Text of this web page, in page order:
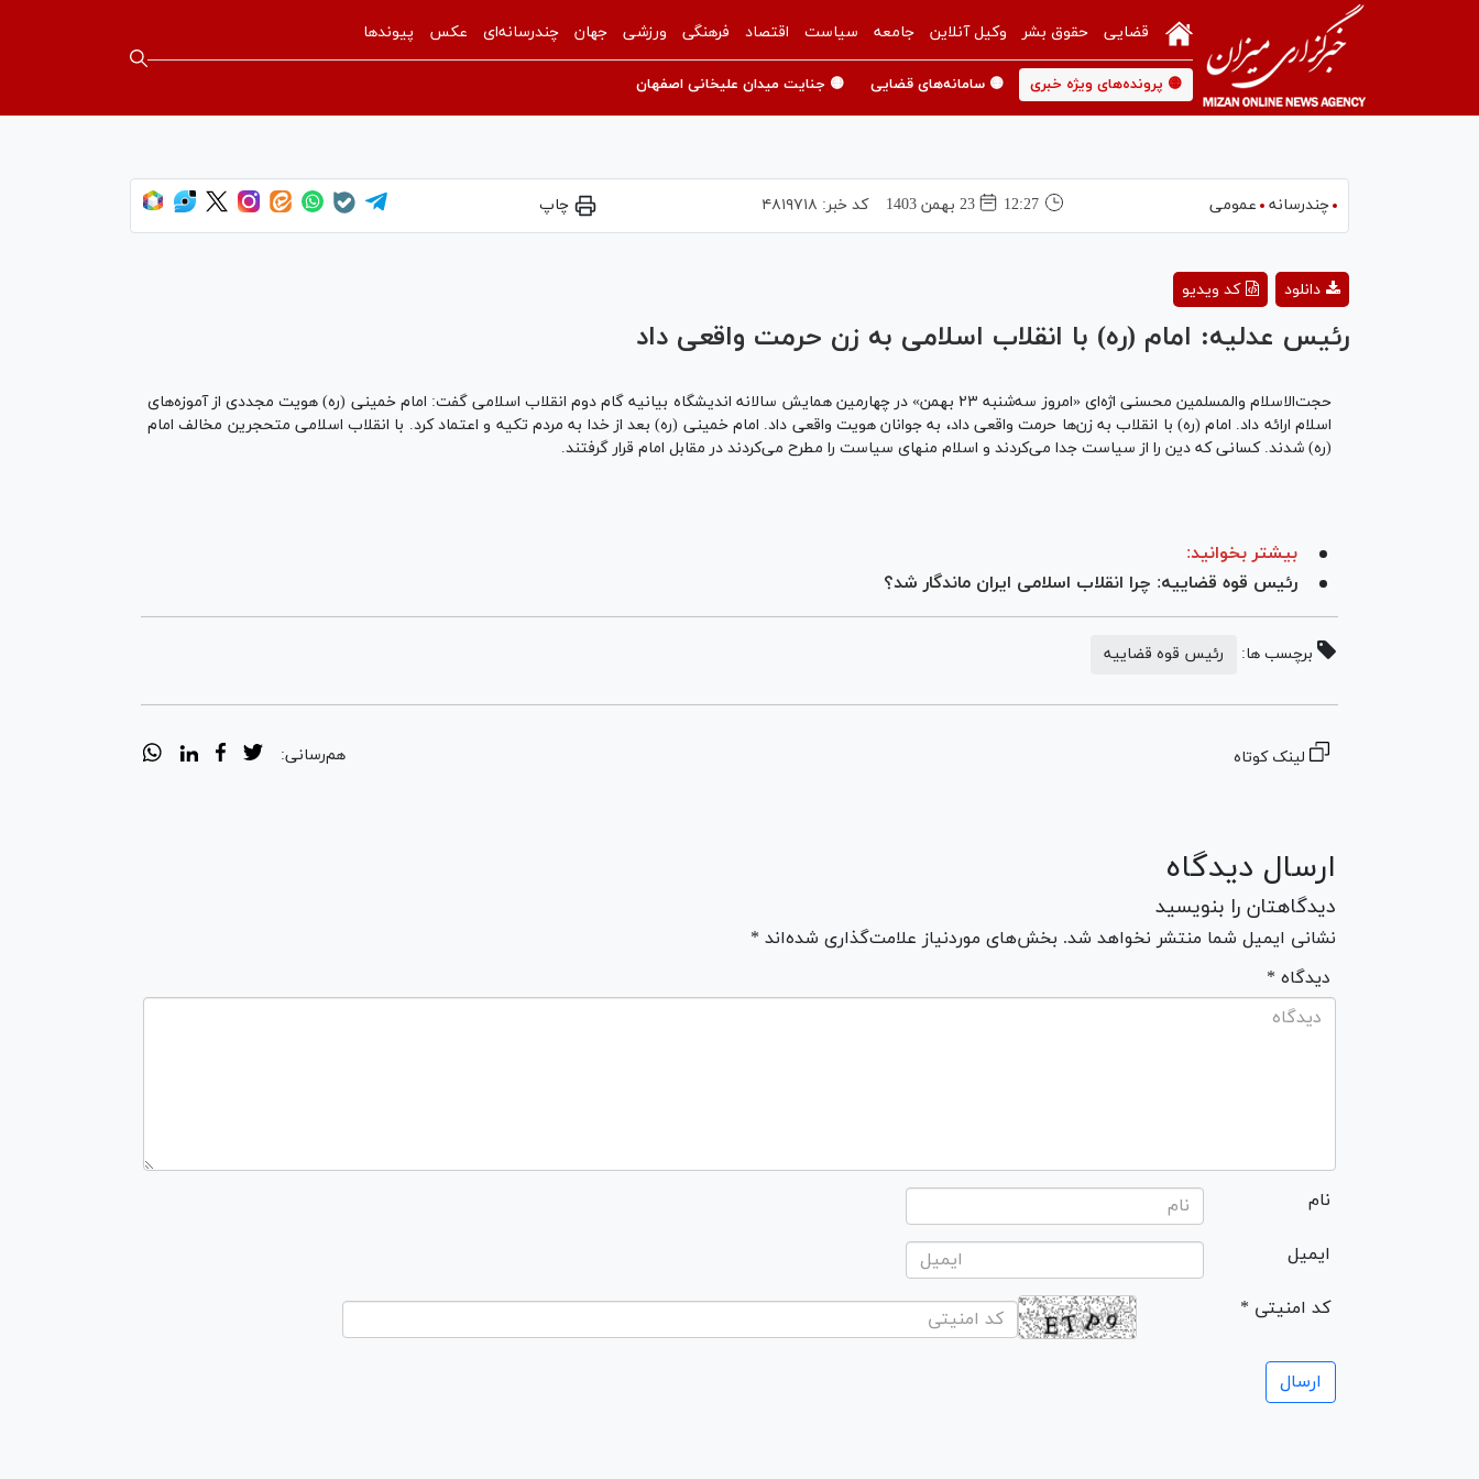
قضایی حقوق بشر وکیل آنلاین جامعه سیاست اقتصاد فرهنگی ورزشی جهان چندرسانه‌ای عکس پیوندها
🟡 پرونده‌های ویژه خبری 🟡 سامانه‌های قضایی 🟡 جنایت میدان علیخانی اصفهان
چندرسانه عمومی 12:27 23 بهمن 1403 کد خبر: ۴۸۱۹۷۱۸ چاپ
Video
کد ویدیو دانلود
رئیس عدلیه: امام (ره) با انقلاب اسلامی به زن حرمت واقعی داد
حجت‌الاسلام والمسلمین محسنی اژه‌ای «امروز سه‌شنبه ۲۳ بهمن» در چهارمین همایش سالانه اندیشگاه بیانیه گام دوم انقلاب اسلامی گفت: امام خمینی (ره) هویت مجددی از آموزه‌های
اسلام ارائه داد. امام (ره) با انقلاب به زن‌ها حرمت واقعی داد، به جوانان هویت واقعی داد. امام خمینی (ره) بعد از خدا به مردم تکیه و اعتماد کرد. با انقلاب اسلامی متحجرین مخالف امام
(ره) شدند. کسانی که دین را از سیاست جدا می‌کردند و اسلام منهای سیاست را مطرح می‌کردند در مقابل امام قرار گرفتند.
بیشتر بخوانید:
رئیس قوه قضاییه: چرا انقلاب اسلامی ایران ماندگار شد؟
برچسب ها: رئیس قوه قضاییه
لینک کوتاه هم‌رسانی:
ارسال دیدگاه
دیدگاهتان را بنویسید
نشانی ایمیل شما منتشر نخواهد شد. بخش‌های موردنیاز علامت‌گذاری شده‌اند *
* دیدگاه
نام
ایمیل
* کد امنیتی